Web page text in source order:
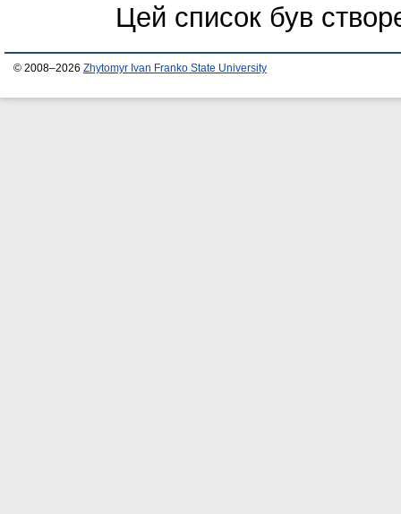
Цей список був
© 2008–2026 Zhytomyr Ivan Franko State University